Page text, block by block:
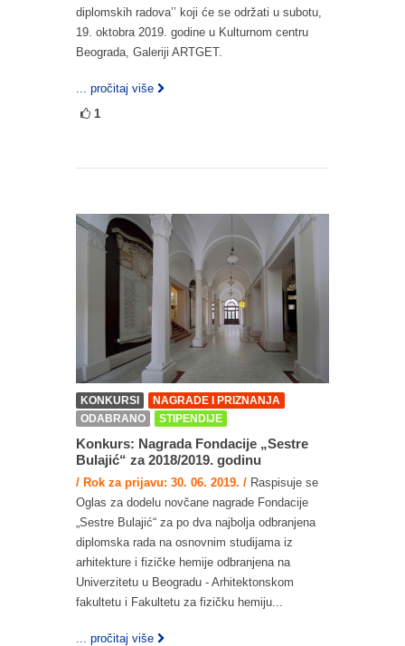
diplomskih radova’’ koji će se održati u subotu,
19. oktobra 2019. godine u Kulturnom centru
Beograda, Galeriji ARTGET.
... pročitaj više
1
KONKURSI
NAGRADE I PRIZNANJA
ODABRANO
STIPENDIJE
Konkurs: Nagrada Fondacije „Sestre
Bulajić“ za 2018/2019. godinu
/ Rok za prijavu: 30. 06. 2019. / Raspisuje se
Oglas za dodelu novčane nagrade Fondacije
„Sestre Bulajić“ za po dva najbolja odbranjena
diplomska rada na osnovnim studijama iz
arhitekture i fizičke hemije odbranjena na
Univerzitetu u Beogradu - Arhitektonskom
fakultetu i Fakultetu za fizičku hemiju...
... pročitaj više